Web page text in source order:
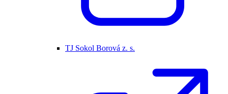
TJ Sokol Borová z. s.